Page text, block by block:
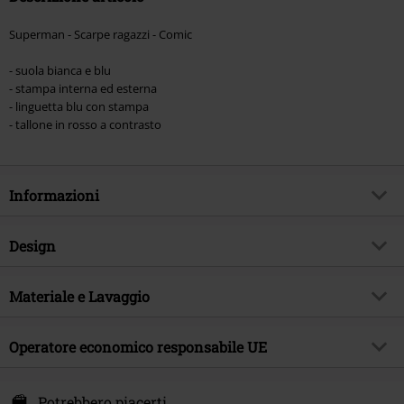
Superman - Scarpe ragazzi - Comic
- suola bianca e blu
- stampa interna ed esterna
- linguetta blu con stampa
- tallone in rosso a contrasto
Informazioni
Codice articolo
Esclusiva EMP
Supereroi
Licenza
Design
Tipologia prodotto
Modello
Multicolore
Materiale e Lavaggio
Materiale esterno
tessuto
Scarpe Materiale esterno
Operatore economico responsabile UE
Darmer Esch 70a